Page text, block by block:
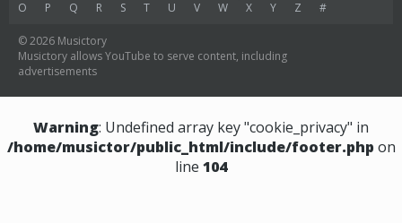
O
P Q R S T U V W X Y Z #
© 2026 Musictory
Musictory allows YouTube to serve content, including
advertisements
Warning: Undefined array key "cookie_privacy" in
/home/musictor/public_html/include/footer.php on
line 104